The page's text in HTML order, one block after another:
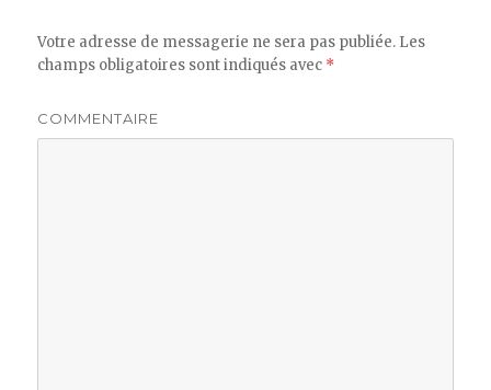
Votre adresse de messagerie ne sera pas publiée. Les
champs obligatoires sont indiqués avec *
COMMENTAIRE